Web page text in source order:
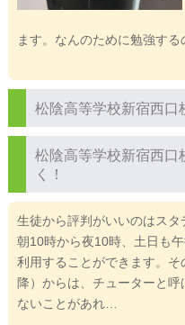
ます。なんのために勉強する
松陰高等学校新宿西口
松陰高等学校新宿西口
く！
生徒から評判がいいのはス
朝10時から夜10時、土日も
利用することができます。
降）からは、チューターと
ないことがあれ…